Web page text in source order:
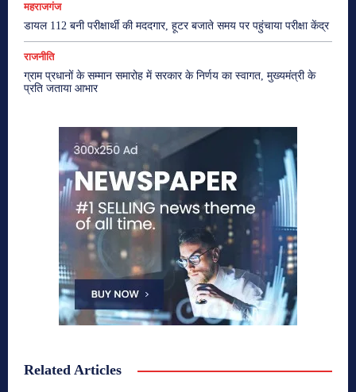
महराजगंज
डायल 112 बनी परीक्षार्थी की मददगार, हूटर बजाते समय पर पहुंचाया परीक्षा केंद्र
राजनीति
ग्राम प्रधानों के सम्मान समारोह में सरकार के निर्णय का स्वागत, मुख्यमंत्री के
प्रति जताया आभार
Related Articles